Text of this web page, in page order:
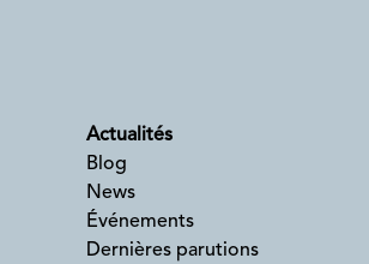
Actualités
Blog
News
Événements
Dernières parutions